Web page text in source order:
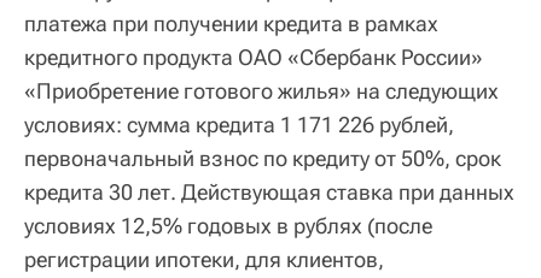
платежа при получении кредита в рамках
кредитного продукта ОАО «Сбербанк России»
«Приобретение готового жилья» на следующих
условиях: сумма кредита 1 171 226 рублей,
первоначальный взнос по кредиту от 50%, срок
кредита 30 лет. Действующая ставка при данных
условиях 12,5% годовых в рублях (после
регистрации ипотеки, для клиентов,